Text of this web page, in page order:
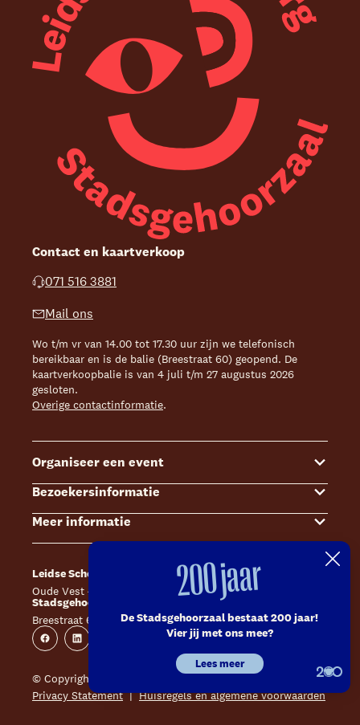
Contact en kaartverkoop
071 516 3881
Mail ons
Wo t/m vr van 14.00 tot 17.30 uur zijn we telefonisch
bereikbaar en is de balie (Breestraat 60) geopend. De
kaartverkoopbalie is van 4 juli t/m 27 augustus 2026
gesloten.
Overige contactinformatie.
Organiseer een event
Events
Zalenoverzicht
Contact Sales & Events
Offerte aanvragen
Bezoekersinformatie
Kaartverkoop
Bereikbaarheid
Toegankelijkheid
Huisregels en algemene voorwaarden
Veelgestelde vragen
Meer informatie
Steun ons
Technische informatie
Vacatures
Contact
Leidse Schouwburg
Oude Vest 43, 2312 XS Leiden
Stadsgehoorzaal Leiden
Breestraat 60, 2311 CS Leiden
FacebookLinkedin
Café Caat
Catharinahof, 2311 CS Leiden
Website Instagram
© Copyright 2026 Leidse Schouwburg - Stadsgehoorzaal
Privacy Statement
Huisregels en algemene voorwaarden
200 jaar
De Stadsgehoorzaal bestaat 200 jaar!
Vier jij met ons mee?
Lees meer